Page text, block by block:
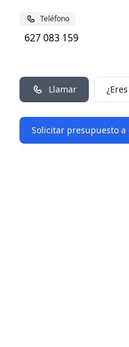
Teléfono
627 083 159
Llamar
Solicitar presupuesto